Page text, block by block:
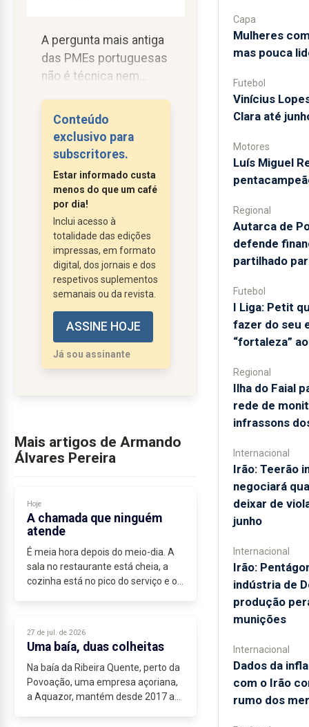
A pergunta mais antiga
das PMEs portuguesas
não é técnica nem
tesouraria. Em que dia
entra o dinheiro, em que
dia sai e como se faz a
certo sem quebrar?
Num mercado em que a
disciplina de prazos de
pagamento entre
empresas nunca se
consolidou e em que
muitos fornecedores já
exigem pagamento à
entrega para sobreviver,
a função financeira de
uma pequena
Conteúdo
exclusivo para
subscritores.
Estar informado custa
menos do que um café
por dia!
Inclui acesso à
totalidade das edições
impressas, em formato
digital, dos jornais e dos
respetivos suplementos
semanais ou da revista.
ASSINE HOJE
Já sou assinante
Mais artigos de Armando
Álvares Pereira
Hoje
A chamada que ninguém
atende
É meia hora depois do meio-dia. A
sala no restaurante está cheia, a
cozinha está no pico do serviço e o
deixa...
27 de jul. de 2026
Uma baía, duas colheitas
Na baía da Ribeira Quente, perto da
Povoação, uma empresa açoriana,
a Aquazor, mantém desde 2017 a
Capa
Mulheres
mas pouca
Futebol
Vinícius
Clara até
Motores
Luís Miguel
Regional
Autarca de
defende
partilhado
Futebol
I Liga: Petit
fazer do seu
“fortaleza”
Regional
Ilha do Faial
rede de
infrassons
Internacional
Irão: Teerão
negociará
deixar de
junho
Internacional
Irão:
indústria de
produção
munições
Internacional
Dados da
com o Irão
rumo dos